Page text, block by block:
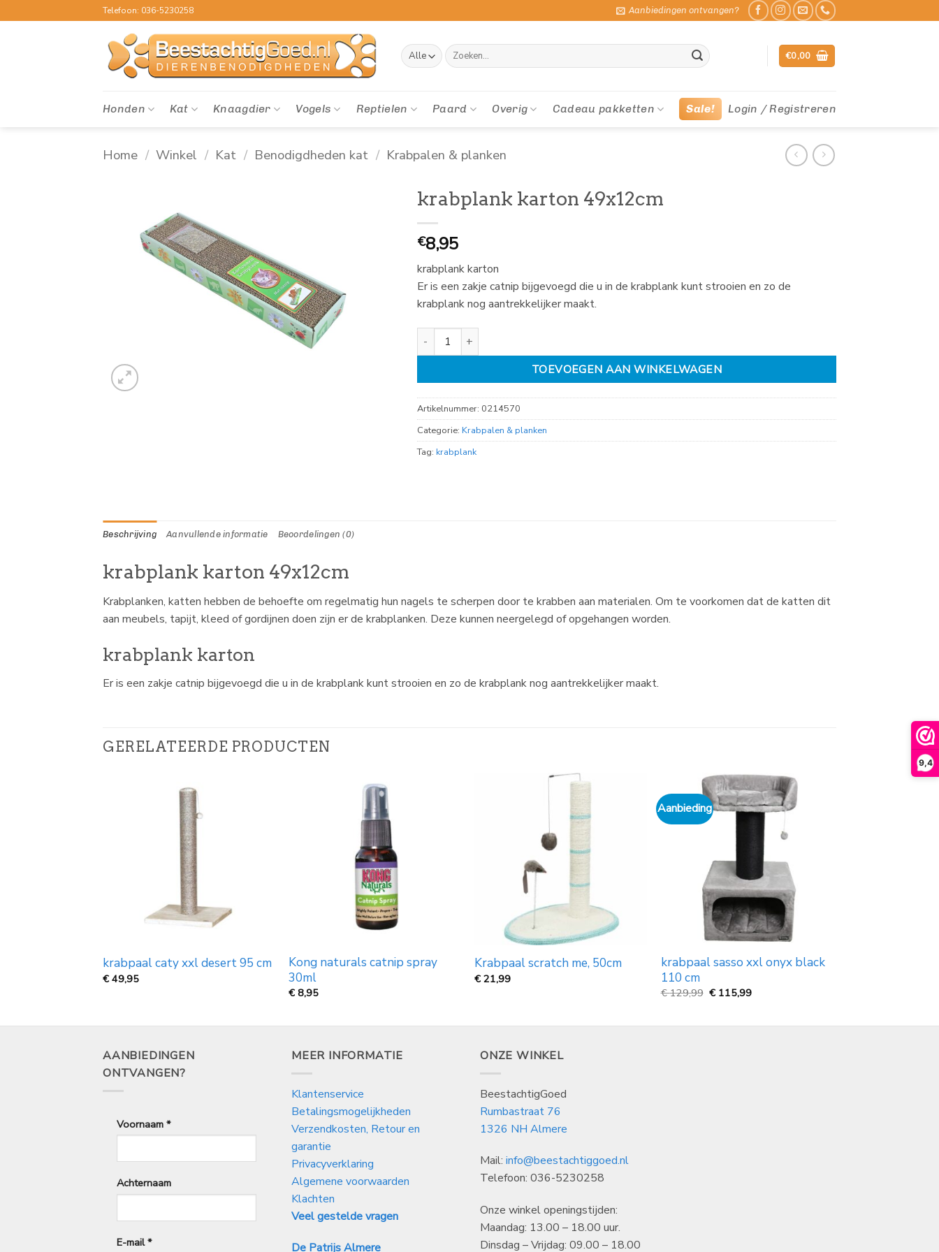
9,4
naar
Telefoon: 036-5230258 Aanbiedingen ontvangen?
Zoeken
naar:
€0,00
Honden Kat Knaagdier Vogels Reptielen Paard Overig Cadeau pakketten Sale! Login / Registreren
Home / Winkel / Kat / Benodigdheden kat / Krabpalen & planken
krabplank karton 49x12cm
€8,95
krabplank karton
Er is een zakje catnip bijgevoegd die u in de krabplank kunt strooien en zo de
krabplank nog aantrekkelijker maakt.
krabplank karton 49x12cm aantal
TOEVOEGEN AAN WINKELWAGEN
Artikelnummer: 0214570
Categorie: Krabpalen & planken
Tag: krabplank
Beschrijving Aanvullende informatie Beoordelingen (0)
krabplank karton 49x12cm
Krabplanken, katten hebben de behoefte om regelmatig hun nagels te scherpen door te krabben aan materialen. Om te voorkomen dat de katten dit
aan meubels, tapijt, kleed of gordijnen doen zijn er de krabplanken. Deze kunnen neergelegd of opgehangen worden.
krabplank karton
Er is een zakje catnip bijgevoegd die u in de krabplank kunt strooien en zo de krabplank nog aantrekkelijker maakt.
GERELATEERDE PRODUCTEN
krabpaal caty xxl desert 95 cm
€ 49,95
Kong naturals catnip spray
30ml
€8,95
Krabpaal scratch me, 50cm
€21,99
Aanbieding
krabpaal sasso xxl onyx black
110 cm
€129,99 Oorspronkelijke
€ 115,99Huidige
AANBIEDINGEN
ONTVANGEN?
Voornaam *
Achternaam
E-mail*
MEER INFORMATIE
Klantenservice
Betalingsmogelijkheden
Verzendkosten, Retour en
garantie
Privacyverklaring
Algemene voorwaarden
Klachten
Veel gestelde vragen
De Patrijs Almere
ONZE WINKEL
BeestachtigGoed
Rumbastraat 76
1326 NH Almere
Mail: info@beestachtiggoed.nl
Telefoon: 036-5230258
Onze winkel openingstijden:
Maandag: 13.00 – 18.00 uur.
Dinsdag – Vrijdag: 09.00 – 18.00